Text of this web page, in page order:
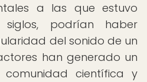
a las que estuvo
siglos, podrían haber
del sonido de un
han generado un
científica y